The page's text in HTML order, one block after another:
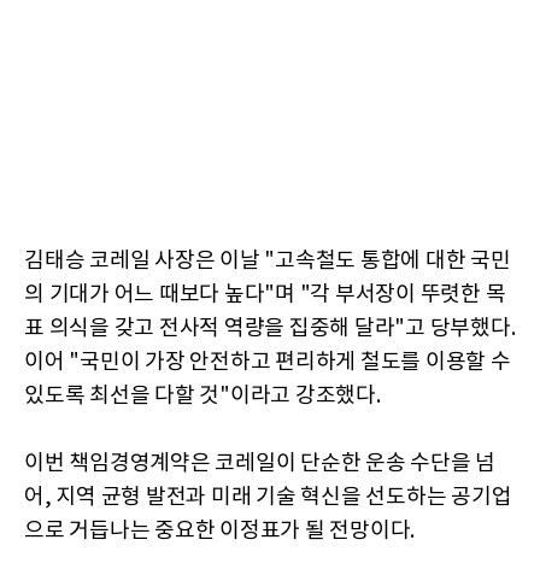
김태승 코레일 사장은 이날 "고속철도 통합에 대한 국민
의 기대가 어느 때보다 높다"며 "각 부서장이 뚜렷한 목
표 의식을 갖고 전사적 역량을 집중해 달라"고 당부했다.
이어 "국민이 가장 안전하고 편리하게 철도를 이용할 수
있도록 최선을 다할 것"이라고 강조했다.
이번 책임경영계약은 코레일이 단순한 운송 수단을 넘
어, 지역 균형 발전과 미래 기술 혁신을 선도하는 공기업
으로 거듭나는 중요한 이정표가 될 전망이다.